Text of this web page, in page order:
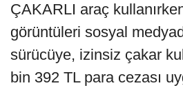
ÇAKARLI araç
görüntüleri sosyal
sürücüye, izinsiz çakar
bin 392 TL para cezası